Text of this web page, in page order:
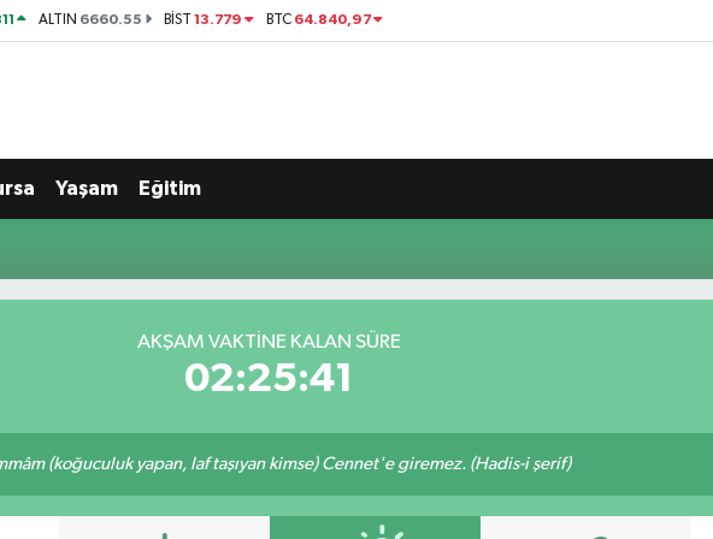
ALTIN 6660.55 BİST13.779 BTC 64.840,97
Yaşam Eğitim
AKŞAM VAKTINE KALAN SÜRE
02:25:40
(koğuculuk yapan, laf taşıyan kimse) Cennet'e giremez. (Hadis-i şerif)